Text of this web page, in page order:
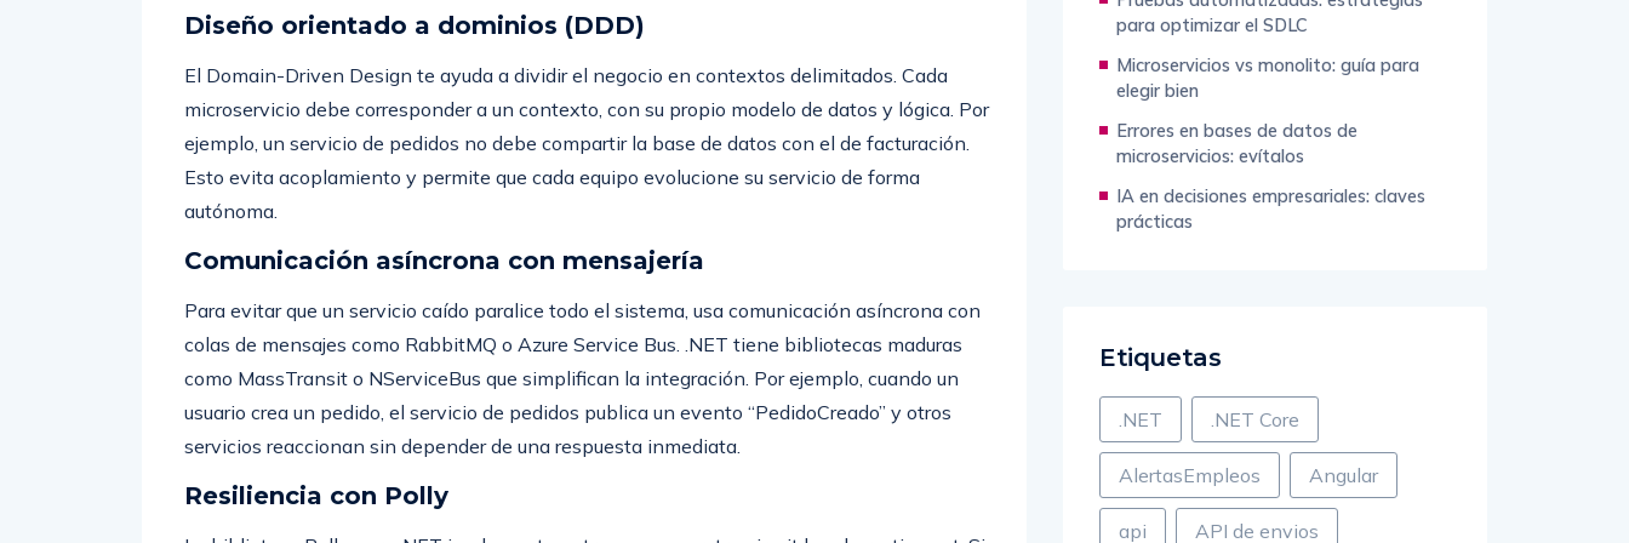
Diseño orientado a dominios (DDD)
El Domain-Driven Design te ayuda a dividir el negocio en contextos delimitados. Cada
microservicio debe corresponder a un contexto, con su propio modelo de datos y lógica. Por
ejemplo, un servicio de pedidos no debe compartir la base de datos con el de facturación.
Esto evita acoplamiento y permite que cada equipo evolucione su servicio de forma
autónoma.
Comunicación asíncrona con mensajería
Para evitar que un servicio caído paralice todo el sistema, usa comunicación asíncrona con
colas de mensajes como RabbitMQ o Azure Service Bus. .NET tiene bibliotecas maduras
como MassTransit o NServiceBus que simplifican la integración. Por ejemplo, cuando un
usuario crea un pedido, el servicio de pedidos publica un evento “PedidoCreado” y otros
servicios reaccionan sin depender de una respuesta inmediata.
Resiliencia con Polly
para optimizar el SDLC
Microservicios vs monolito: guía para
elegir bien
Errores en bases de datos de
microservicios: evítalos
IA en decisiones empresariales: claves
prácticas
Etiquetas
.NET .NET Core
AlertasEmpleos Angular
api API de envios